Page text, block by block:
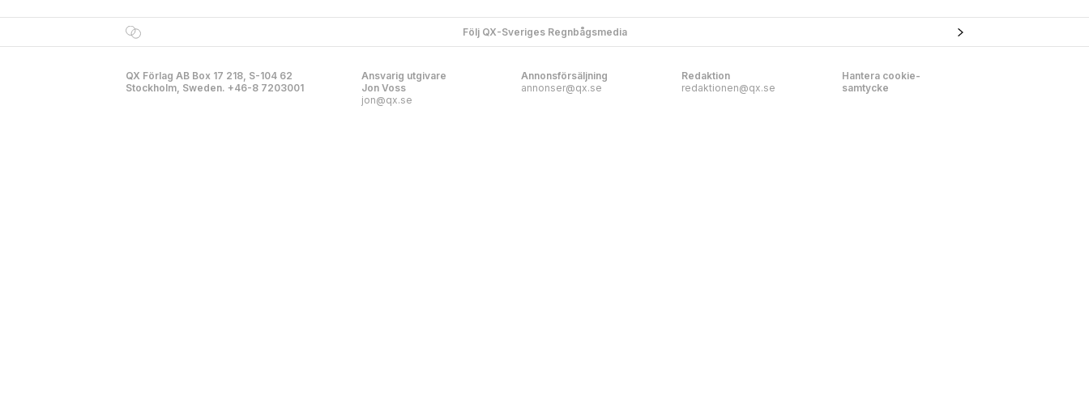
Följ QX-Sveriges Regnbågsmedia
QX Förlag AB Box 17 218, S-104 62
Stockholm, Sweden. +46-8 7203001
Ansvarig utgivare
Jon Voss
jon@qx.se
Annonsförsäljning
annonser@qx.se
Redaktion
redaktionen@qx.se
Hantera cookie-
samtycke